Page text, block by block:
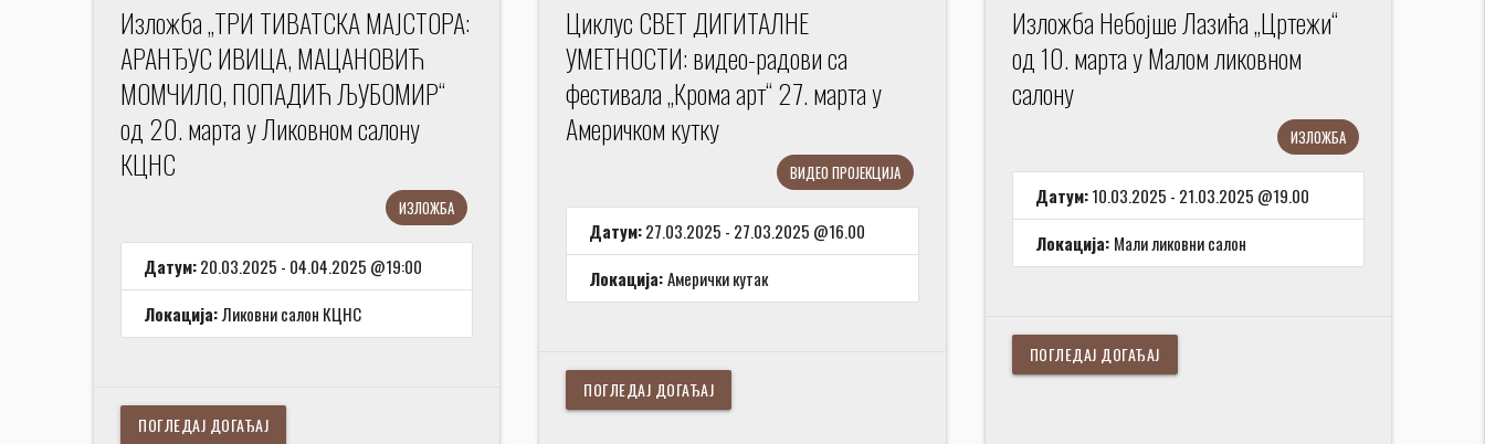
Изложба „ТРИ ТИВАТСКА МАЈСТОРА:
АРАНЂУС ИВИЦА, МАЦАНОВИЋ
МОМЧИЛО, ПОПАДИЋ ЉУБОМИР“
од 20. марта у Ликовном салону
КЦНС
ИЗЛОЖБА
Датум:20.03.2025 - 04.04.2025 @19:00
Локација:Ликовни салон КЦНС
ПОГЛЕДАЈ ДОГАЂАЈ
Циклус СВЕТ ДИГИТАЛНЕ
УМЕТНОСТИ: видео-радови са
фестивала „Крома арт“ 27. марта у
Америчком кутку
ВИДЕО ПРОЈЕКЦИЈА
Датум:27.03.2025 - 27.03.2025 @16.00
Локација:Амерички кутак
ПОГЛЕДАЈ ДОГАЂАЈ
Изложба Небојше Лазића „Цртежи“
од 10. марта у Малом ликовном
салону
ИЗЛОЖБА
Датум:10.03.2025 - 21.03.2025 @19.00
Локација: Мали ликовни салон
ПОГЛЕДАЈ ДОГАЂАЈ